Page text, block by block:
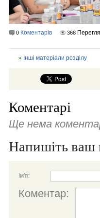
0 Коментарів 368
Інші матеріали розділу
Коментарі
Ще нема
Напишіть ваш
Ім'я:
Коментар: